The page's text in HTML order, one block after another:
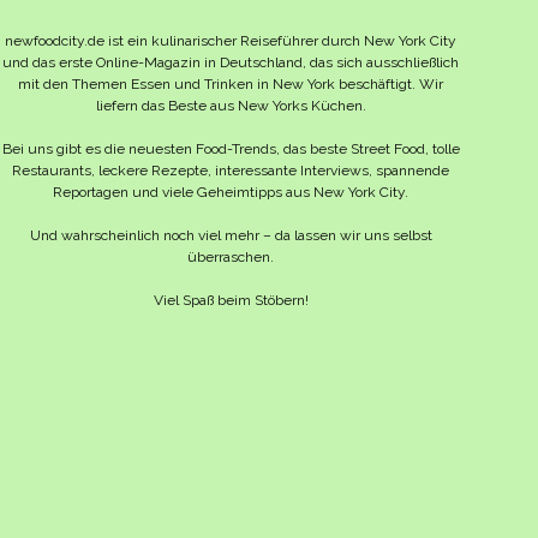
newfoodcity.de ist ein kulinarischer Reiseführer durch New York City
und das erste Online-Magazin in Deutschland, das sich ausschließlich
mit den Themen Essen und Trinken in New York beschäftigt. Wir
liefern das Beste aus New Yorks Küchen.
Bei uns gibt es die neuesten Food-Trends, das beste Street Food, tolle
Restaurants, leckere Rezepte, interessante Interviews, spannende
Reportagen und viele Geheimtipps aus New York City.
Und wahrscheinlich noch viel mehr – da lassen wir uns selbst
überraschen.
Viel Spaß beim Stöbern!